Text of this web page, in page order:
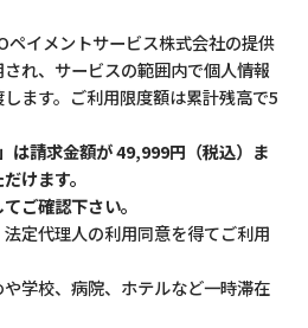
ペイメントサービス株式会社の提供
れ、サービスの範囲内で個人情報
ます。ご利用限度額は累計残高で5
は請求金額が 49,999円（税込）ま
けます。
ご確認下さい。
定代理人の利用同意を得てご利用
学校、病院、ホテルなど一時滞在